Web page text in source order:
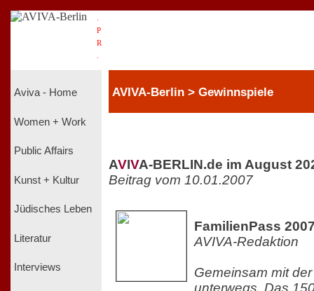
P
R
Aviva - Home
Women + Work
Public Affairs
Kunst + Kultur
Jüdisches Leben
Literatur
Interviews
AVIVA-Berlin > Gewinnspiele
AVIVA-BERLIN.de im August
Beitrag vom 10.01.2007
FamilienPass
AVIVA-Redaktion
Gemeinsam mit
unterwegs. Das